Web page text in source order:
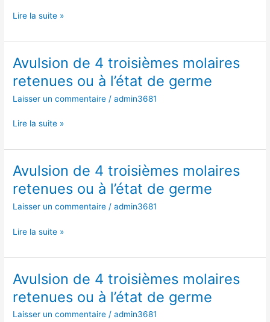
retenues
à
l’état
germe
Lire la suite »
Avulsion de 4 troisièmes molaires
retenues ou à l’état de germe
Laisser un commentaire /admin3681
Avulsion
4
troisièmes
retenues
à
l’état
germe
Lire la suite »
Avulsion de 4 troisièmes molaires
retenues ou à l’état de germe
Laisser un commentaire /admin3681
Avulsion
4
troisièmes
retenues
à
l’état
de
germe
Lire la suite »
Avulsion de 4 troisièmes molaires
retenues ou à l’état de germe
Laisser un commentaire /admin3681
Avulsion
4
troisièmes